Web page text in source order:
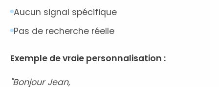
Aucun signal spécifique
Pas de recherche réelle
Exemple de vraie personnalisation :
"Bonjour Jean,